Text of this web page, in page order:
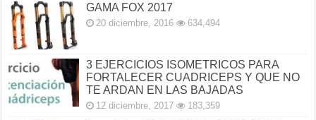
GAMA FOX 2017
20 diciembre, 2016 634,494
3 EJERCICIOS ISOMETRICOS PARA
FORTALECER CUADRICEPS Y QUE NO
TE ARDAN EN LAS BAJADAS
12 diciembre, 2017 183,359